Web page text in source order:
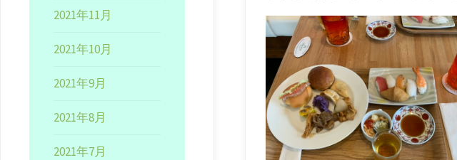
2021年11月
2021年10月
2021年9月
2021年8月
2021年7月